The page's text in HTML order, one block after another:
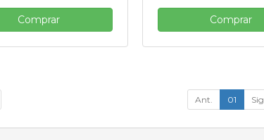
Comprar Comprar
Ant. 01 Sig.